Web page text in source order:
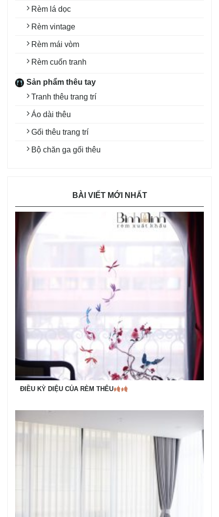
Rèm lá dọc
Rèm vintage
Rèm mái vòm
Rèm cuốn tranh
Sản phẩm thêu tay
Tranh thêu trang trí
Áo dài thêu
Gối thêu trang trí
Bộ chăn ga gối thêu
BÀI VIẾT MỚI NHẤT
ĐIỀU KỲ DIỆU CỦA RÈM THÊU